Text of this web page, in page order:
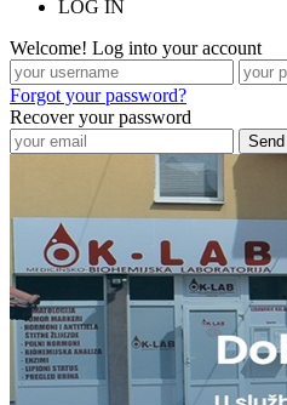
LOG IN
Welcome! Log into your account
Forgot your password?
Recover your password